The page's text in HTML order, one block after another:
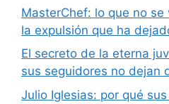
MasterChef: lo que no
la expulsión que ha
El secreto de la eterna
sus seguidores no dejan
Julio Iglesias: por qué